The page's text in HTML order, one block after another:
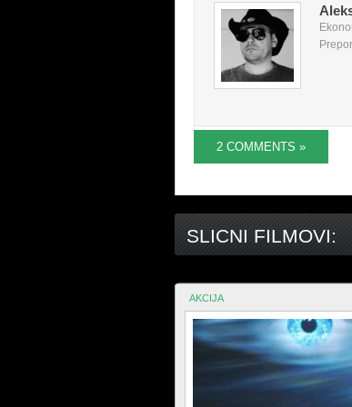
2 COMMENTS »
SLICNI FILMOVI:
AKCIJA